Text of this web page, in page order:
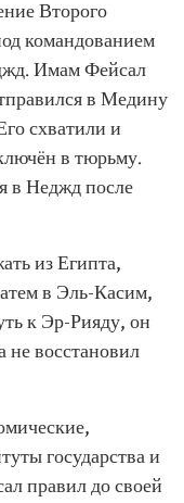
Второго
командованием
Имам Фейсал
в Медину
схватили и
в тюрьму.
в Неджд после
из Египта,
в Эль-Касим,
к Эр-Рияду, он
не восстановил
государства и
правил до своей